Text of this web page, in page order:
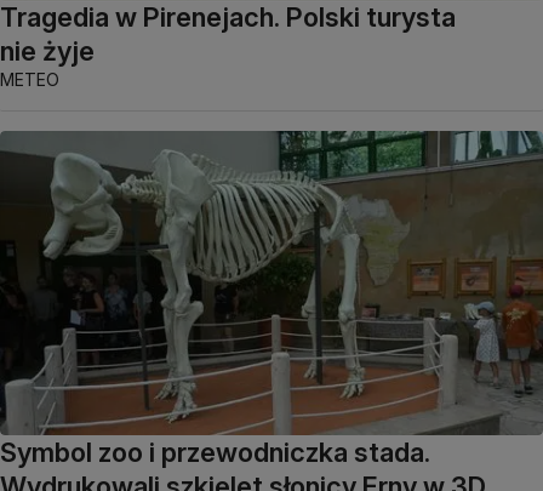
Tragedia w Pirenejach. Polski turysta
nie żyje
METEO
Symbol zoo i przewodniczka stada.